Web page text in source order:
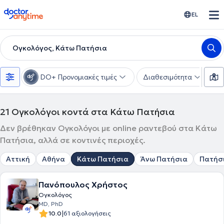
doctoranytime EL
Ογκολόγος, Κάτω Πατήσια
DO+ Προνομιακές τιμές Διαθεσιμότητα
21 Ογκολόγοι κοντά στα Κάτω Πατήσια
Δεν βρέθηκαν Ογκολόγοι με online ραντεβού στα Κάτω
Πατήσια, αλλά σε κοντινές περιοχές.
Αττική Αθήνα Κάτω Πατήσια Άνω Πατήσια
Πανόπουλος Χρήστος
Ογκολόγος
MD, PhD
10.0|61 αξιολογήσεις